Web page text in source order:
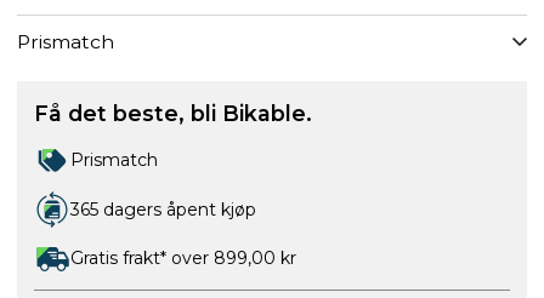
Prismatch
Få det beste, bli Bikable.
Prismatch
365 dagers åpent kjøp
Gratis frakt* over 899,00 kr